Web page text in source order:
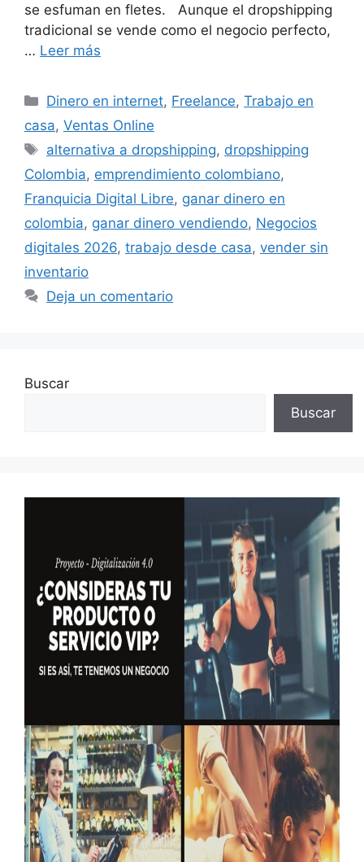
se esfuman en fletes. Aunque el dropshipping
tradicional se vende como el negocio perfecto,
… Leer más
Categorías
Dinero en internet, Freelance,Trabajo en
casa, Ventas Online
Etiquetas
alternativa a dropshipping, dropshipping
Colombia, emprendimiento colombiano,
Franquicia Digital Libre, ganar dinero en
colombia, ganar dinero vendiendo, Negocios
digitales 2026, trabajo desde casa, vender sin
inventario
Deja un comentario
Buscar
Buscar